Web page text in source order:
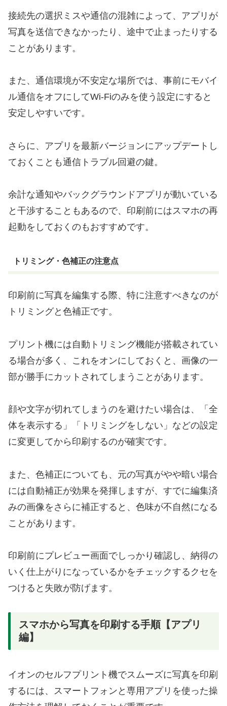
接続先の選択ミスや通信の混雑によって、アプリが
写真を送信できなかったり、途中で止まったりする
ことがあります。
また、通信環境が不安定な場所では、事前にモバイ
ル通信をオフにしてWi-Fiのみを使う設定にすると
安定しやすいです。
さらに、アプリを最新バージョンにアップデートし
ておくことも通信トラブル回避の鍵。
余計な通知やバックグラウンドアプリが動いている
と干渉することもあるので、印刷前にはスマホの再
起動をしておくのもおすすめです。
トリミング・色補正の注意点
印刷前に写真を編集する際、特に注意すべきなのが
トリミングと色補正です。
プリント機には自動トリミング機能が搭載されてい
る場合が多く、これをオンにしておくと、画像の一
部が勝手にカットされてしまうことがあります。
顔や文字が切れてしまうのを避けたい場合は、「全
体を表示する」「トリミングをしない」などの設定
に変更してから印刷するのが確実です。
また、色補正についても、元の写真がやや暗い場合
には自動補正が効果を発揮しますが、すでに編集済
みの画像をさらに補正すると、色味が不自然になる
ことがあります。
印刷前にプレビュー画面でしっかり確認し、納得の
いく仕上がりになっているかをチェックするクセを
つけると失敗が防げます。
スマホから写真を印刷する手順【アプリ
編】
イオンのセルフプリント機でスムーズに写真を印刷
するには、スマートフォンと専用アプリを使った操